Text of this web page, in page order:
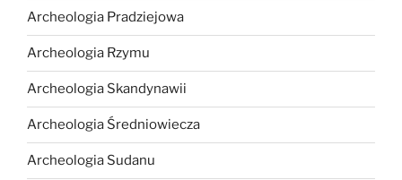
Archeologia Pradziejowa
Archeologia Rzymu
Archeologia Skandynawii
Archeologia Średniowiecza
Archeologia Sudanu